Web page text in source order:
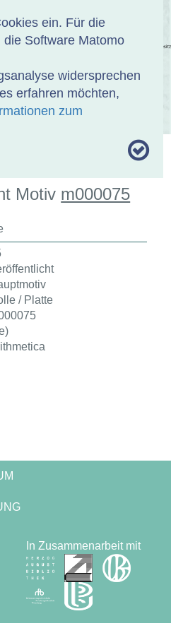
ein. Für die
Software Matomo
widersprechen
erfahren möchten,
zum
SUCHE
Motiv m000075
/ Platte
In Zusammenarbeit mit